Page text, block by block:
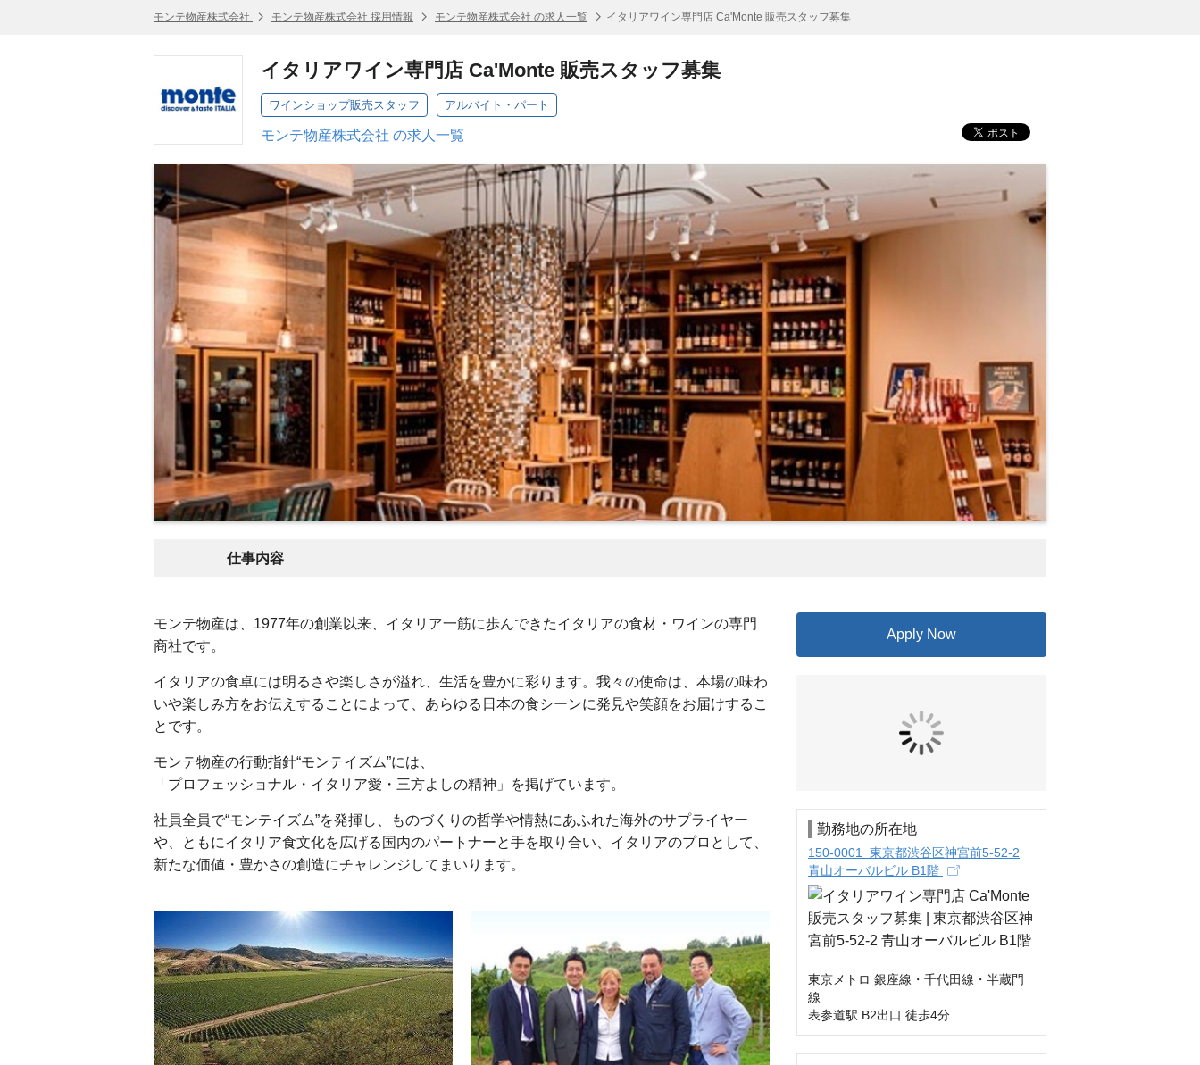
モンテ物産株式会社 モンテ物産株式会社 採用情報 モンテ物産株式会社 の求人一覧 イタリアワイン専門店 Ca'Monte 販売スタッフ募集
イタリアワイン専門店 Ca'Monte 販売スタッフ募集
ワインショップ販売スタッフ アルバイト・パート
モンテ物産株式会社 の求人一覧
仕事内容
モンテ物産は、1977年の創業以来、イタリア一筋に歩んできたイタリアの食材・ワインの専門
商社です。
イタリアの食卓には明るさや楽しさが溢れ、生活を豊かに彩ります。我々の使命は、本場の味わ
いや楽しみ方をお伝えすることによって、あらゆる日本の食シーンに発見や笑顔をお届けするこ
とです。
モンテ物産の行動指針“モンテイズム”には、
「プロフェッショナル・イタリア愛・三方よしの精神」を掲げています。
社員全員で“モンテイズム”を発揮し、ものづくりの哲学や情熱にあふれた海外のサプライヤー
や、ともにイタリア食文化を広げる国内のパートナーと手を取り合い、イタリアのプロとして、
新たな価値・豊かさの創造にチャレンジしてまいります。
Apply Now
勤務地の所在地
150-0001 東京都渋谷区神宮前5-52-2
青山オーバルビル B1階
東京メトロ 銀座線・千代田線・半蔵門
線
表参道駅 B2出口 徒歩4分